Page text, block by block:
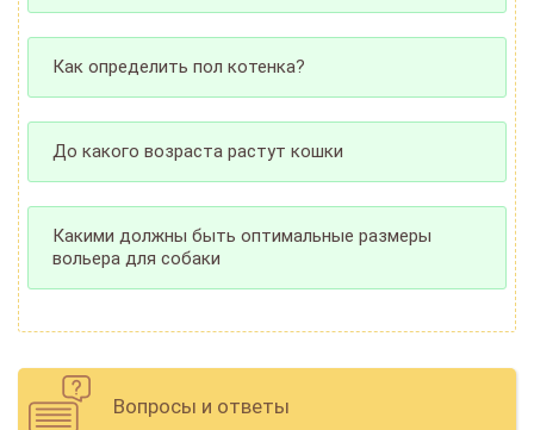
Как определить пол котенка?
До какого возраста растут кошки
Какими должны быть оптимальные размеры
вольера для собаки
Вопросы и ответы